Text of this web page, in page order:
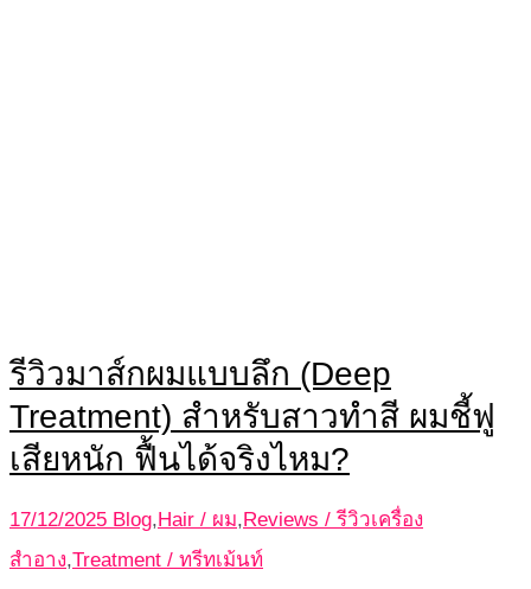
รีวิวมาส์กผมแบบลึก (Deep
Treatment) สำหรับสาวทำสี ผมชี้ฟู
เสียหนัก ฟื้นได้จริงไหม?
17/12/2025 Blog, Hair / ผม, Reviews / รีวิวเครื่อง
สำอาง,Treatment / ทรีทเม้นท์